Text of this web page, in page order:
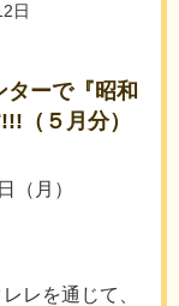
日
ターで『昭和
（５月分）
（月）
レを通じて、